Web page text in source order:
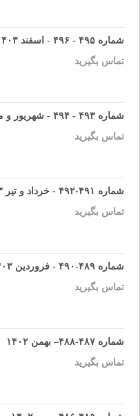
شماره ۴۹۵ - ۴۹۶ - اسفند ۱۴۰۳ و فروردین ۱۴۰۴
تماس بگیرید
شماره ۴۹۳ - ۴۹۴ - شهریور و مهر ۱۴۰۳
تماس بگیرید
شماره ۴۹۱-۴۹۲ - خرداد و تیر ۱۴۰۳
تماس بگیرید
شماره ۴۸۹-۴۹۰ - فروردین ۱۴۰۳
تماس بگیرید
شماره ۴۸۷-۴۸۸– بهمن ۱۴۰۲
تماس بگیرید